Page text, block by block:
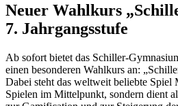
Neuer Wahlkurs
7. Jahrgangsstufe
Ab sofort bietet das Schiller-
einen besonderen Wahlkurs an:
Dabei steht das weltweit beliebte Spiel
Spielen im Mittelpunkt, sondern dient